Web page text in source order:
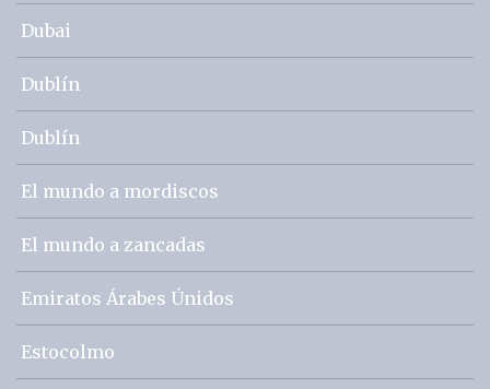
Dubai
Dublín
Dublín
El mundo a mordiscos
El mundo a zancadas
Emiratos Árabes Únidos
Estocolmo